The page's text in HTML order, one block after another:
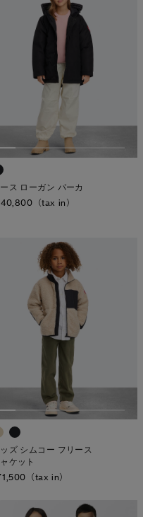
ツ
ツ
は、アウター
通じて、長く愛される製
きます。
スもご覧いただけます。
り申請
ックをお入れください
ス ローガン パーカ
（tax in）
ズ シムコー フリース
ケット
（tax in）